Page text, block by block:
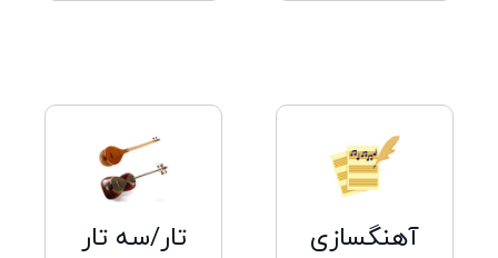
آهنگسازی
کلیک
کنید
تار/سه تار
کلیک
کنید